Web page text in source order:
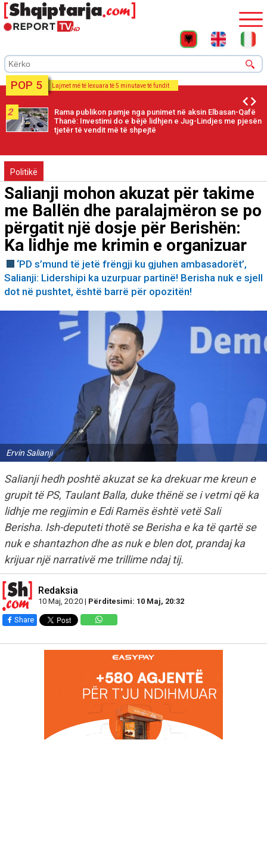
POP 5 Lajmet më të lexuara të 5 minutave të fundit
2
Rama publikon pamje nga punimet në aksin Elbasan-Qafë
Thanë: Investimi do e bëjë lidhjen e Jug-Lindjes me pjesën
tjetër të vendit më të shpejtë
Politikë
Salianji mohon akuzat për takime
me Ballën dhe paralajmëron se po
përgatit një dosje për Berishën:
Ka lidhje me krimin e organizuar
‘PD s’mund të jetë frëngji ku gjuhen ambasadorët’,
Salianji: Lidershipi ka uzurpuar partinë! Berisha nuk e sjell
dot në pushtet, është barrë për opozitën!
Ervin Salianji
Salianji hedh poshtë akuzat se ka drekuar me kreun e
grupit të PS, Taulant Balla, duke thënë se i vetmi që ka
lidhje me regjimin e Edi Ramës është vetë Sali
Berisha. Ish-deputeti thotë se Berisha e ka të qartë se
nuk e shantazhon dhe as nuk e blen dot, prandaj ka
krijuar një narrativë me trillime ndaj tij.
Redaksia
10 Maj, 20:20 | Përditesimi: 10 Maj, 20:32
Share